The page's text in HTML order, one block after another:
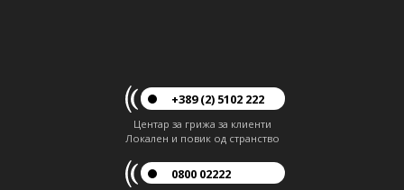
+389 (2) 5102 222
Центар за грижа за клиенти
Локален и повик од странство
0800 02222